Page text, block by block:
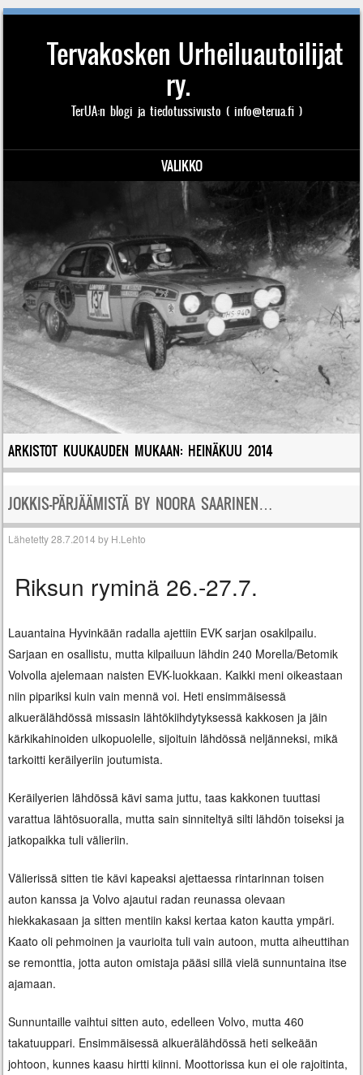
Tervakosken Urheiluautoilijat
ry.
TerUA:n blogi ja tiedotussivusto ( info@terua.fi )
VALIKKO
ARKISTOT KUUKAUDEN MUKAAN: HEINÄKUU 2014
JOKKIS-PÄRJÄÄMISTÄ BY NOORA SAARINEN…
Lähetetty28.7.2014 by H.Lehto
Riksun ryminä 26.-27.7.
Lauantaina Hyvinkään radalla ajettiin EVK sarjan osakilpailu.
Sarjaan en osallistu, mutta kilpailuun lähdin 240 Morella/Betomik
Volvolla ajelemaan naisten EVK-luokkaan. Kaikki meni oikeastaan
niin pipariksi kuin vain mennä voi. Heti ensimmäisessä
alkuerälähdössä missasin lähtökiihdytyksessä kakkosen ja jäin
kärkikahinoiden ulkopuolelle, sijoituin lähdössä neljänneksi, mikä
tarkoitti keräilyeriin joutumista.
Keräilyerien lähdössä kävi sama juttu, taas kakkonen tuuttasi
varattua lähtösuoralla, mutta sain sinniteltyä silti lähdön toiseksi ja
jatkopaikka tuli välieriin.
Välierissä sitten tie kävi kapeaksi ajettaessa rintarinnan toisen
auton kanssa ja Volvo ajautui radan reunassa olevaan
hiekkakasaan ja sitten mentiin kaksi kertaa katon kautta ympäri.
Kaato oli pehmoinen ja vaurioita tuli vain autoon, mutta aiheuttihan
se remonttia, jotta auton omistaja pääsi sillä vielä sunnuntaina itse
ajamaan.
Sunnuntaille vaihtui sitten auto, edelleen Volvo, mutta 460
takatuuppari. Ensimmäisessä alkuerälähdössä heti selkeään
johtoon, kunnes kaasu hirtti kiinni. Moottorissa kun ei ole rajoitinta,